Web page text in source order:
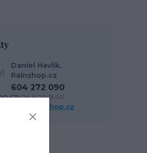
Daniel Havlík,
Rainshop.cz
604 272 090
Po-Pá: 9.00-15.00
info@rainshop.cz